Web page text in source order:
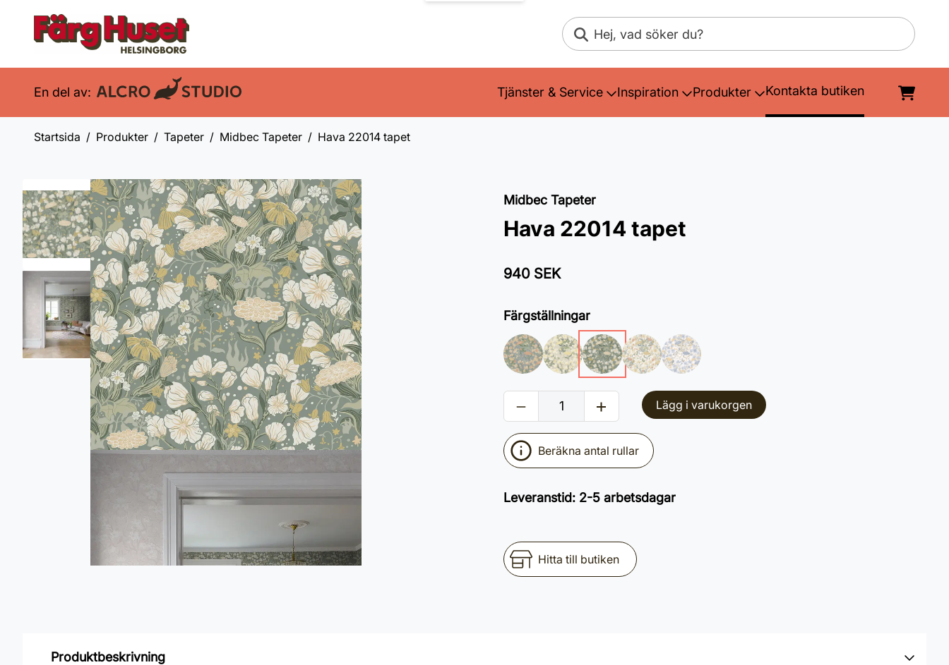
Sök
En del av: Tjänster & Service Inspiration Produkter Kontakta butiken
Startsida Produkter Tapeter Midbec Tapeter Hava 22014 tapet
Midbec Tapeter
Hava 22014 tapet
940 SEK
Färgställningar
Lägg i varukorgen
Beräkna antal rullar
Leveranstid: 2-5 arbetsdagar
Hitta till butiken
Produktbeskrivning